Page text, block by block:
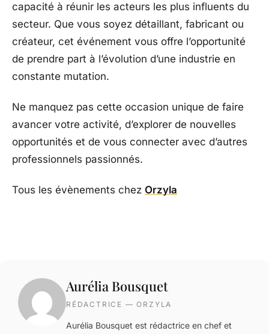
capacité à réunir les acteurs les plus influents du
secteur. Que vous soyez détaillant, fabricant ou
créateur, cet événement vous offre l’opportunité
de prendre part à l’évolution d’une industrie en
constante mutation.
Ne manquez pas cette occasion unique de faire
avancer votre activité, d’explorer de nouvelles
opportunités et de vous connecter avec d’autres
professionnels passionnés.
Tous les évènements chez Orzyla
Aurélia Bousquet
RÉDACTRICE — ORZYLA
Aurélia Bousquet est rédactrice en chef et